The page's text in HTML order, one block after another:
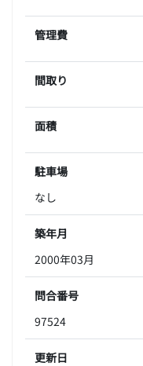
管理費
間取り
面積
駐車場
なし
築年月
2000年03月
問合番号
97524
更新日